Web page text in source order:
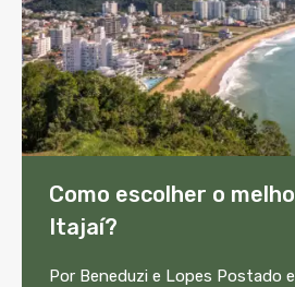
Como escolher o
Itajaí?
Por Beneduzi e Lopes Postado